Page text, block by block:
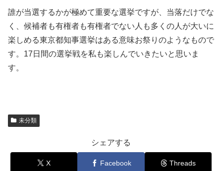
誰が当選するかが極めて重要な選挙ですが、当落だけでな
く、候補者も有権者も有権者でない人も多くの人が大いに
楽しめる東京都知事選挙はある意味お祭りのようなもので
す。17日間の選挙戦を私も楽しんでいきたいと思いま
す。
未分類
シェアする
X Facebook Threads